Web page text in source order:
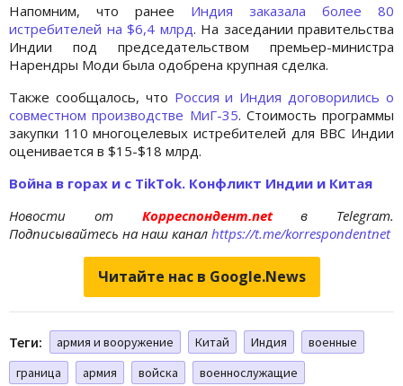
Напомним, что ранее Индия заказала более 80
истребителей на $6,4 млрд. На заседании правительства
Индии под председательством премьер-министра
Нарендры Моди была одобрена крупная сделка.
Также сообщалось, что Россия и Индия договорились о
совместном производстве МиГ-35. Стоимость программы
закупки 110 многоцелевых истребителей для ВВС Индии
оценивается в $15-$18 млрд.
Война в горах и с TikTok. Конфликт Индии и Китая
Новости отКорреспондент.netв Telegram.
Подписывайтесь на наш канал https://t.me/korrespondentnet
Читайте нас в Google.News
Теги: армия и вооружение Китай Индия
военные
граница
армия войска военнослужащие